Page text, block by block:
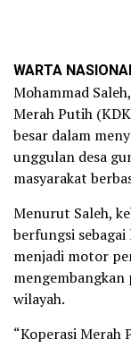
WARTA
Mohammad
Merah Putih
besar dalam
unggulan desa
masyarakat
Menurut Saleh,
berfungsi
menjadi motor
wilayah.
“Koperasi Merah